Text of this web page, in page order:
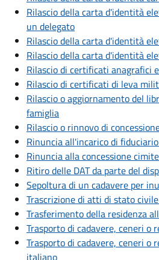
Rilascio della carta d'identità
un delegato
Rilascio della carta d'identità
Rilascio della carta d'identità
Rilascio di certificati anagrafici
Rilascio di certificati di leva
Rilascio o aggiornamento del
famiglia
Rilascio o rinnovo di
Rinuncia all'incarico di
Rinuncia alla concessione
Ritiro delle DAT da parte del
Sepoltura di un cadavere per
Trascrizione di atti di stato
Trasferimento della residenza
Trasporto di cadavere, ceneri o
Trasporto di cadavere, ceneri
italiano